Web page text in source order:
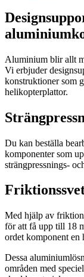
Aluminium blir allt
Vi erbjuder
konstruktioner som
helikopterplattor.
Du kan beställa
komponenter som
strängpressnings-
Med hjälp av
för att få upp till 18
ordet komponent en
Dessa
områden med